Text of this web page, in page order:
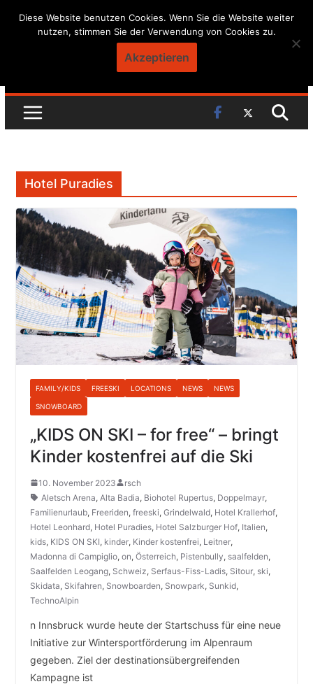
Skip
Hotel Puradies
FAMILY/KIDS FREESKI LOCATIONS NEWS NEWS
SNOWBOARD
„KIDS ON SKI – for free“ – bringt
Kinder kostenfrei auf die Ski
10. November 2023
rsch
Aletsch Arena, Alta Badia, Biohotel Rupertus, Doppelmayr,
Familienurlaub, Freeriden, freeski, Grindelwald, Hotel Krallerhof,
Hotel Leonhard, Hotel Puradies, Hotel Salzburger Hof, Italien,
kids, KIDS ON SKI, kinder, Kinder kostenfrei, Leitner,
Madonna di Campiglio, on, Österreich, Pistenbully, saalfelden,
Saalfelden Leogang, Schweiz, Serfaus-Fiss-Ladis, Sitour, ski,
Skidata, Skifahren, Snowboarden, Snowpark, Sunkid,
TechnoAlpin
n Innsbruck wurde heute der Startschuss für eine neue
Initiative zur Wintersportförderung im Alpenraum
gegeben. Ziel der destinationsübergreifenden
Kampagne ist
Diese Website benutzen Cookies. Wenn Sie die Website weiter
nutzen, stimmen Sie der Verwendung von Cookies zu.
Akzeptieren